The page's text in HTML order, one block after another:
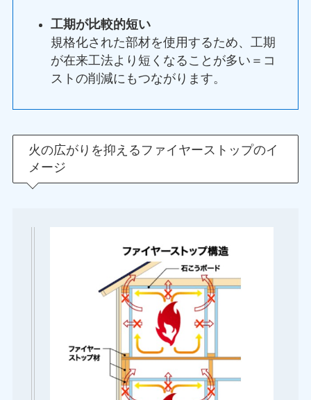
工期が比較的短い
規格化された部材を使用するため、工期
が在来工法より短くなることが多い＝コ
ストの削減にもつながります。
火の広がりを抑えるファイヤーストップのイ
メージ